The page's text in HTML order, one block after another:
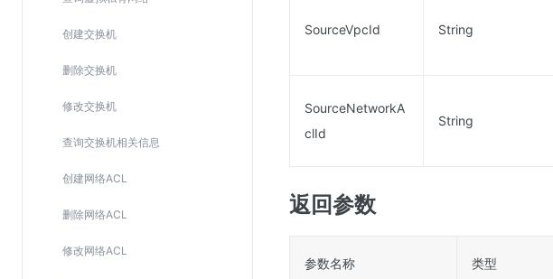
创建交换机
删除交换机
修改交换机
查询交换机相关信息
创建网络ACL
删除网络ACL
修改网络ACL
SourceVpcId String
SourceNetworkA
clId
String
返回参数
参数名称 类型